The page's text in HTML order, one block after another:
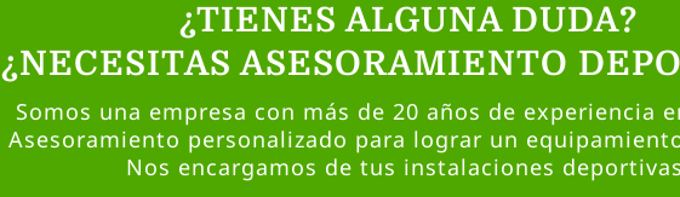
¿TIENES ALGUNA DUDA?
¿NECESITAS ASESORAMIENTO
Somos una empresa con más de 20 años de experiencia
Asesoramiento personalizado para lograr un
Nos encargamos de tus instalaciones